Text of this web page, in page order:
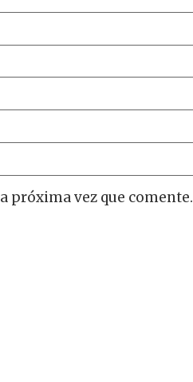
próxima vez que comente.